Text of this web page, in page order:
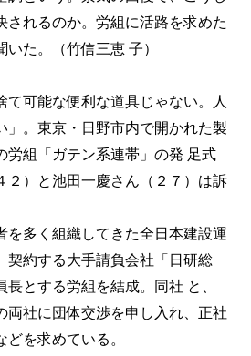
されるのか。労組に活路を求めた
た。（竹信三恵 子）
可能な便利な道具じゃない。人
」。東京・日野市内で開かれた製
労組「ガテン系連帯」の発 足式
２）と池田一慶さん（２７）は訴
多く組織してきた全日本建設運
契約する大手請負会社「日研総
とする労組を結成。同社 と、
両社に団体交渉を申し入れ、正社
を求めている。